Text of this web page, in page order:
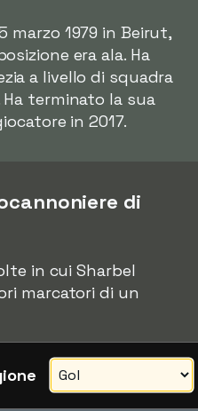
marzo 1979 in Beirut,
era ala. Ha
a livello di squadra
terminato la sua
in 2017.
di
in cui Sharbel
marcatori di un